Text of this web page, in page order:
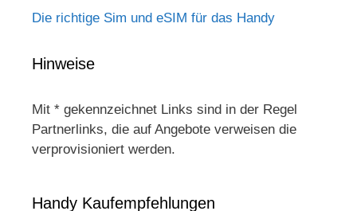
Die richtige Sim und eSIM für das Handy
Hinweise
Mit * gekennzeichnet Links sind in der Regel
Partnerlinks, die auf Angebote verweisen die
verprovisioniert werden.
Handy Kaufempfehlungen